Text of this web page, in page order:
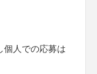
人での応募は